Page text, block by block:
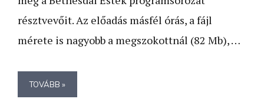
résztvevőit. Az előadás másfél órás, a fájl
mérete is nagyobb a megszokottnál (82 Mb), …
TOVÁBB »